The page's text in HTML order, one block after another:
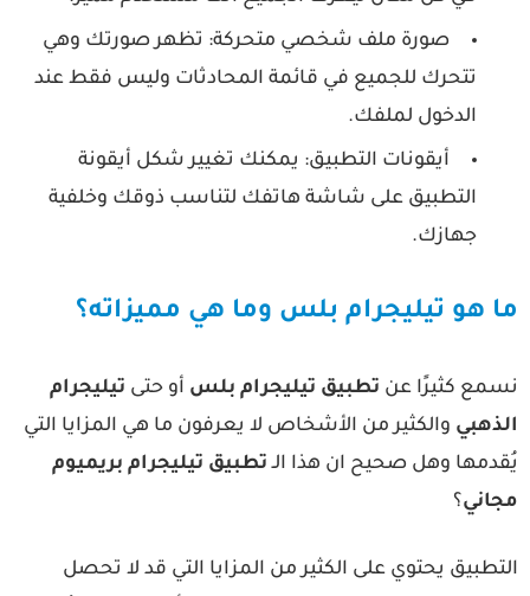
صورة ملف شخصي متحركة:تظهر صورتك وهي
تتحرك للجميع في قائمة المحادثات وليس فقط عند
الدخول لملفك.
أيقونات التطبيق:يمكنك تغيير شكل أيقونة
التطبيق على شاشة هاتفك لتناسب ذوقك وخلفية
جهازك.
هو تيليجرام بلس وما هي مميزاته؟
كثيرًا عنتطبيق تيليجرام بلسأو حتىتيليجرام
والكثير من الأشخاص لا يعرفون ما هي المزايا التي
وهل صحيح ان هذا الـ تطبيق تيليجرام بريميوم
؟
يحتوي على الكثير من المزايا التي قد لا تحصل